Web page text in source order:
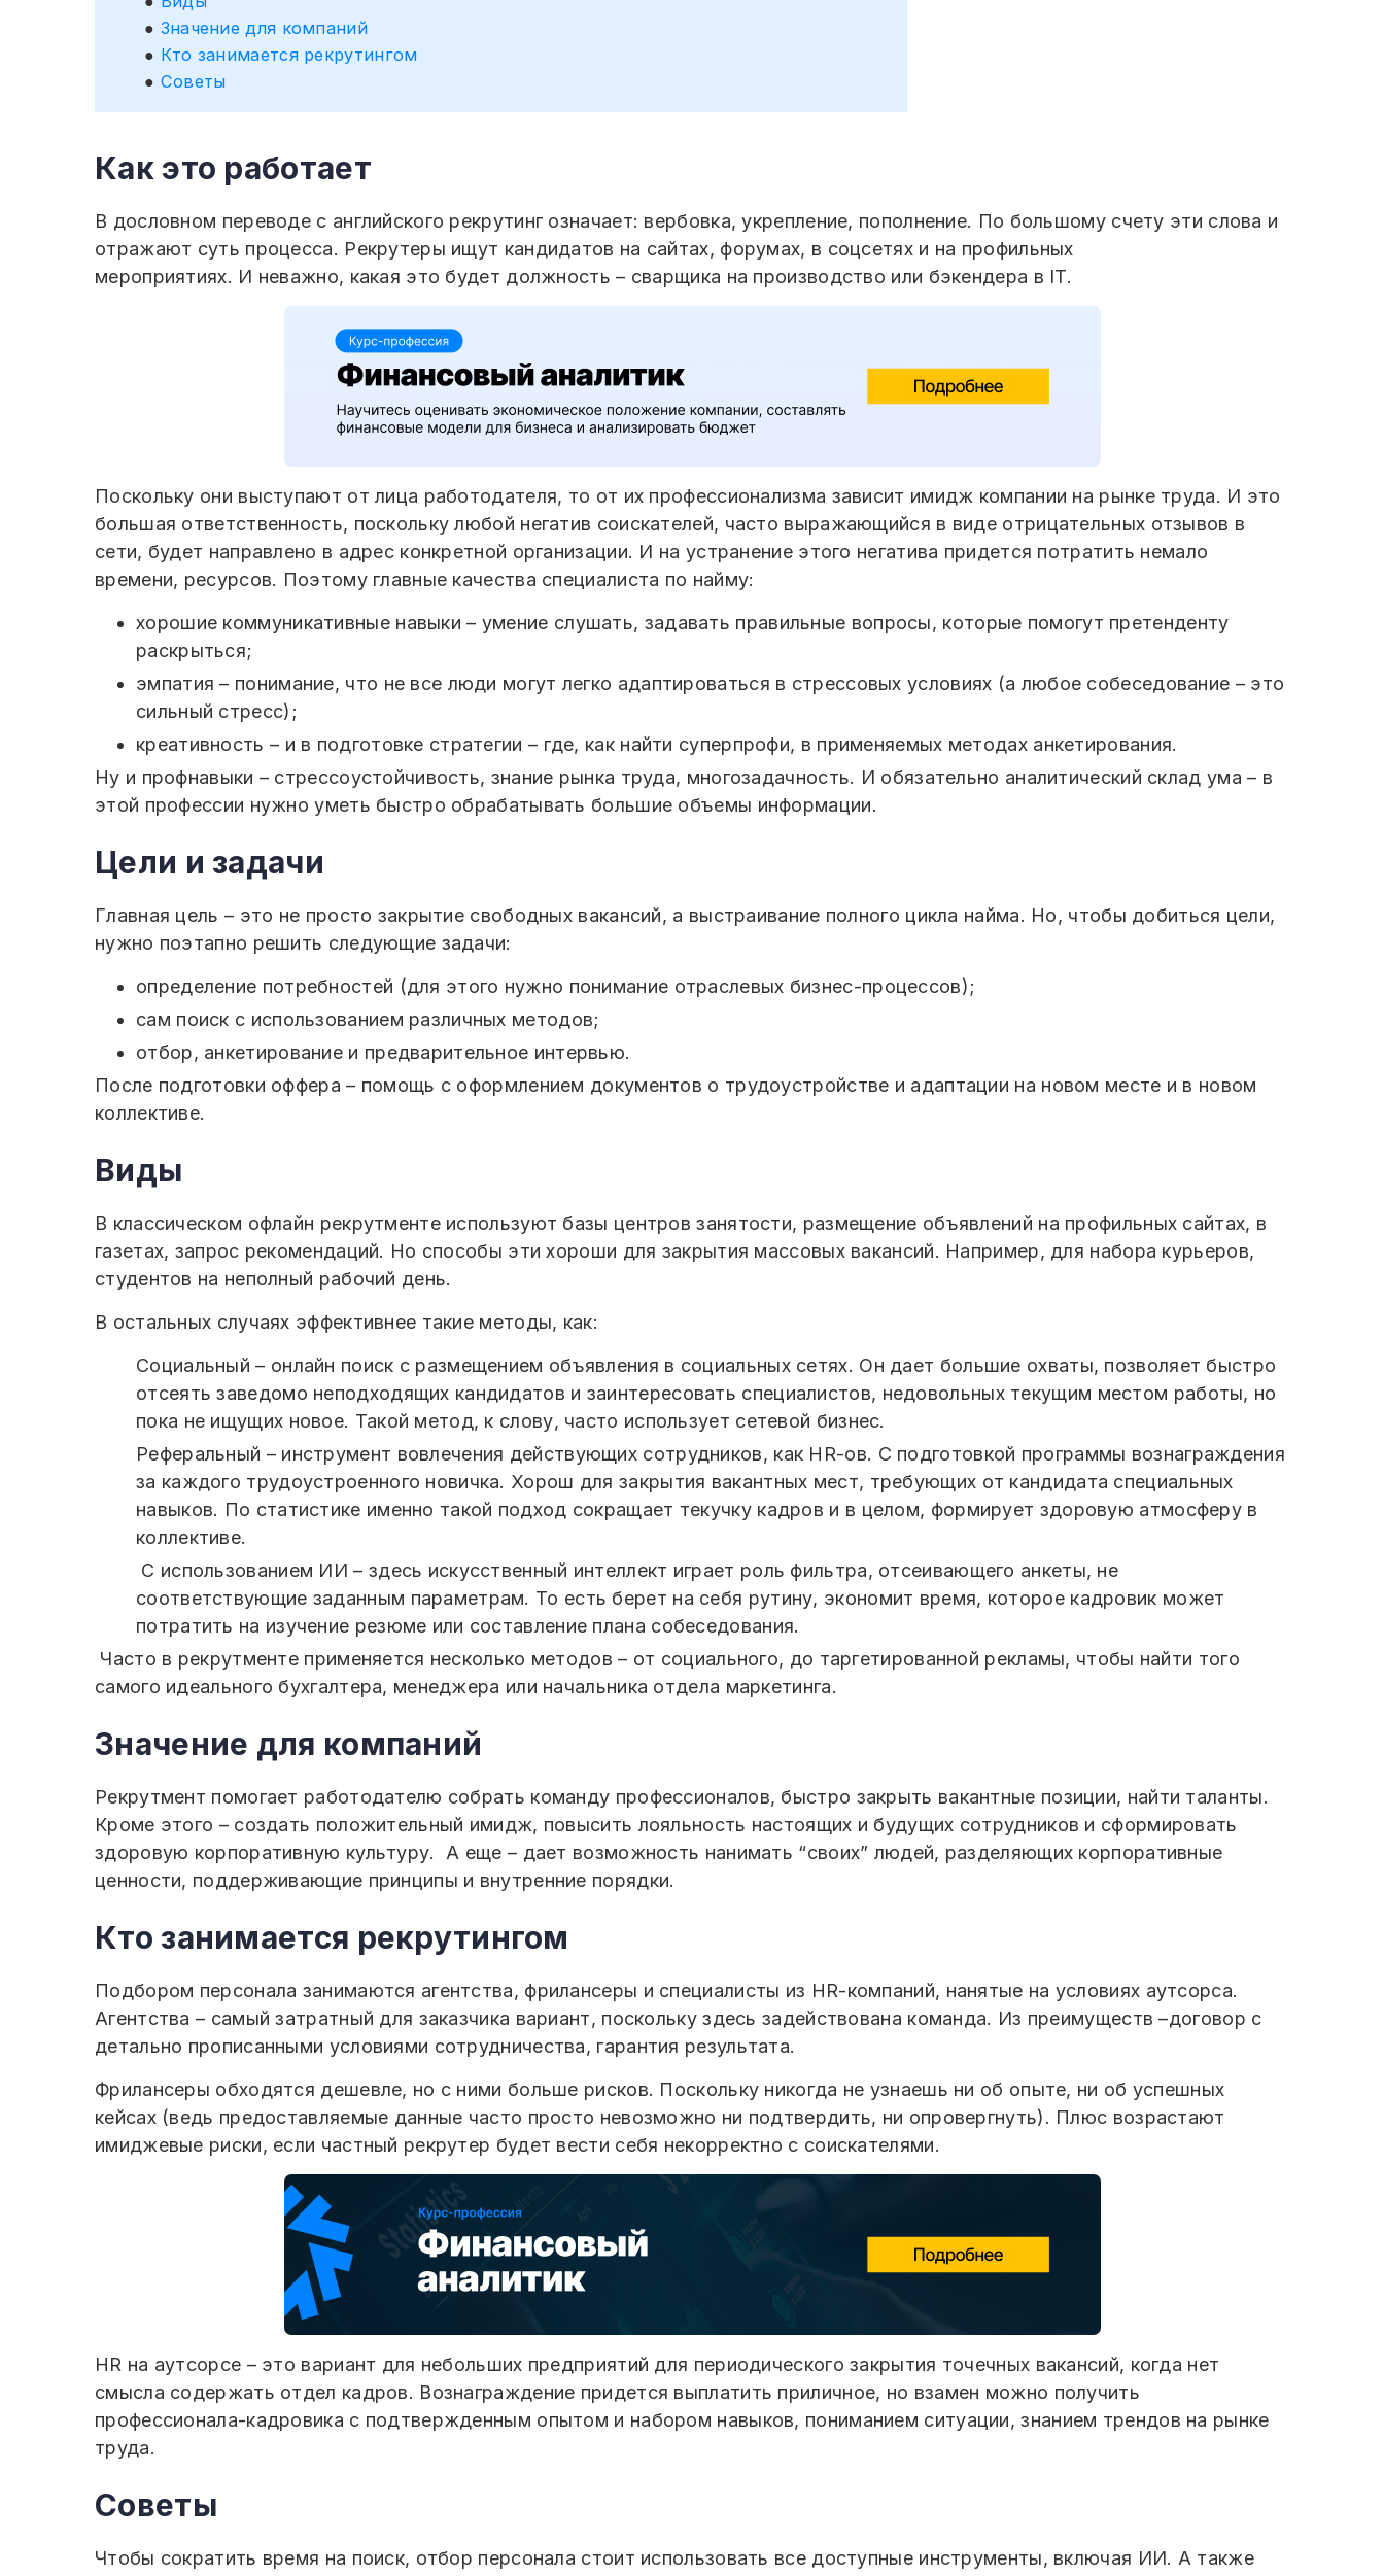
Значение для компаний
Кто занимается рекрутингом
Советы
Как это работает
В дословном переводе с английского рекрутинг означает: вербовка, укрепление, пополнение. По большому счету эти слова и
отражают суть процесса. Рекрутеры ищут кандидатов на сайтах, форумах, в соцсетях и на профильных
мероприятиях. И неважно, какая это будет должность – сварщика на производство или бэкендера в IT.
Поскольку они выступают от лица работодателя, то от их профессионализма зависит имидж компании на рынке труда. И это
большая ответственность, поскольку любой негатив соискателей, часто выражающийся в виде отрицательных отзывов в
сети, будет направлено в адрес конкретной организации. И на устранение этого негатива придется потратить немало
времени, ресурсов. Поэтому главные качества специалиста по найму:
хорошие коммуникативные навыки – умение слушать, задавать правильные вопросы, которые помогут претенденту
раскрыться;
эмпатия – понимание, что не все люди могут легко адаптироваться в стрессовых условиях (а любое собеседование – это
сильный стресс);
креативность – и в подготовке стратегии – где, как найти суперпрофи, в применяемых методах анкетирования.
Ну и профнавыки – стрессоустойчивость, знание рынка труда, многозадачность. И обязательно аналитический склад ума – в
этой профессии нужно уметь быстро обрабатывать большие объемы информации.
Цели и задачи
Главная цель – это не просто закрытие свободных вакансий, а выстраивание полного цикла найма. Но, чтобы добиться цели,
нужно поэтапно решить следующие задачи:
определение потребностей (для этого нужно понимание отраслевых бизнес-процессов);
сам поиск с использованием различных методов;
отбор, анкетирование и предварительное интервью.
После подготовки оффера – помощь с оформлением документов о трудоустройстве и адаптации на новом месте и в новом
коллективе.
Виды
В классическом офлайн рекрутменте используют базы центров занятости, размещение объявлений на профильных сайтах, в
газетах, запрос рекомендаций. Но способы эти хороши для закрытия массовых вакансий. Например, для набора курьеров,
студентов на неполный рабочий день.
В остальных случаях эффективнее такие методы, как:
Социальный – онлайн поиск с размещением объявления в социальных сетях. Он дает большие охваты, позволяет быстро
отсеять заведомо неподходящих кандидатов и заинтересовать специалистов, недовольных текущим местом работы, но
пока не ищущих новое. Такой метод, к слову, часто использует сетевой бизнес.
Реферальный – инструмент вовлечения действующих сотрудников, как HR-ов. С подготовкой программы вознаграждения
за каждого трудоустроенного новичка. Хорош для закрытия вакантных мест, требующих от кандидата специальных
навыков. По статистике именно такой подход сокращает текучку кадров и в целом, формирует здоровую атмосферу в
коллективе.
С использованием ИИ – здесь искусственный интеллект играет роль фильтра, отсеивающего анкеты, не
соответствующие заданным параметрам. То есть берет на себя рутину, экономит время, которое кадровик может
потратить на изучение резюме или составление плана собеседования.
Часто в рекрутменте применяется несколько методов – от социального, до таргетированной рекламы, чтобы найти того
самого идеального бухгалтера, менеджера или начальника отдела маркетинга.
Значение для компаний
Рекрутмент помогает работодателю собрать команду профессионалов, быстро закрыть вакантные позиции, найти таланты.
Кроме этого – создать положительный имидж, повысить лояльность настоящих и будущих сотрудников и сформировать
здоровую корпоративную культуру. А еще – дает возможность нанимать “своих” людей, разделяющих корпоративные
ценности, поддерживающие принципы и внутренние порядки.
Кто занимается рекрутингом
Подбором персонала занимаются агентства, фрилансеры и специалисты из HR-компаний, нанятые на условиях аутсорса.
Агентства – самый затратный для заказчика вариант, поскольку здесь задействована команда. Из преимуществ –договор с
детально прописанными условиями сотрудничества, гарантия результата.
Фрилансеры обходятся дешевле, но с ними больше рисков. Поскольку никогда не узнаешь ни об опыте, ни об успешных
кейсах (ведь предоставляемые данные часто просто невозможно ни подтвердить, ни опровергнуть). Плюс возрастают
имиджевые риски, если частный рекрутер будет вести себя некорректно с соискателями.
HR на аутсорсе – это вариант для небольших предприятий для периодического закрытия точечных вакансий, когда нет
смысла содержать отдел кадров. Вознаграждение придется выплатить приличное, но взамен можно получить
профессионала-кадровика с подтвержденным опытом и набором навыков, пониманием ситуации, знанием трендов на рынке
труда.
Советы
Чтобы сократить время на поиск, отбор персонала стоит использовать все доступные инструменты, включая ИИ. А также